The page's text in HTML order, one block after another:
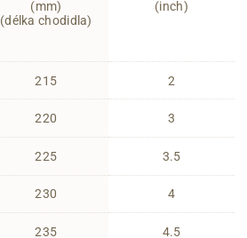
(mm)
(délka chodidla)
215
220
225
230
235
(inch)
2
3
3.5
4
4.5